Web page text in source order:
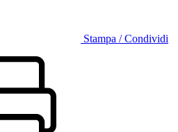
Stampa / Condividi